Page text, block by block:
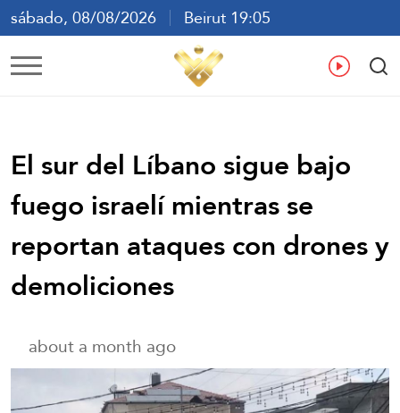
sábado, 08/08/2026
Beirut 19:05
ع En
El sur del Líbano sigue bajo
fuego israelí mientras se
reportan ataques con drones y
demoliciones
about a month ago